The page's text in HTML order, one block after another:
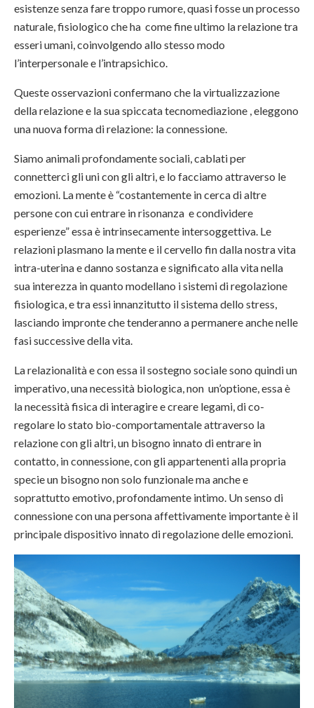
esistenze senza fare troppo rumore, quasi fosse un processo
naturale, fisiologico che ha come fine ultimo la relazione tra
esseri umani, coinvolgendo allo stesso modo
l’interpersonale e l’intrapsichico.
Queste osservazioni confermano che la virtualizzazione
della relazione e la sua spiccata tecnomediazione , eleggono
una nuova forma di relazione: la connessione.
Siamo animali profondamente sociali, cablati per
connetterci gli uni con gli altri, e lo facciamo attraverso le
emozioni. La mente è “costantemente in cerca di altre
persone con cui entrare in risonanza e condividere
esperienze” essa è intrinsecamente intersoggettiva. Le
relazioni plasmano la mente e il cervello fin dalla nostra vita
intra-uterina e danno sostanza e significato alla vita nella
sua interezza in quanto modellano i sistemi di regolazione
fisiologica, e tra essi innanzitutto il sistema dello stress,
lasciando impronte che tenderanno a permanere anche nelle
fasi successive della vita.
La relazionalità e con essa il sostegno sociale sono quindi un
imperativo, una necessità biologica, non un’optione, essa è
la necessità fisica di interagire e creare legami, di co-
regolare lo stato bio-comportamentale attraverso la
relazione con gli altri, un bisogno innato di entrare in
contatto, in connessione, con gli appartenenti alla propria
specie un bisogno non solo funzionale ma anche e
soprattutto emotivo, profondamente intimo. Un senso di
connessione con una persona affettivamente importante è il
principale dispositivo innato di regolazione delle emozioni.